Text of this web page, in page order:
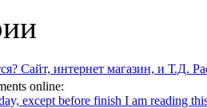
Сайт, интернет магазин, и Т.Д.
online:
except before finish I am reading